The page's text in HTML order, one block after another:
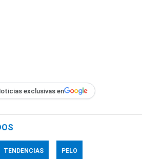
exclusivas en
TENDENCIAS PELO